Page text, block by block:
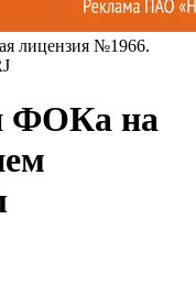
лицензия №1966.
ФОКа на